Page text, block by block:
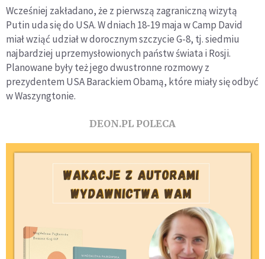
Wcześniej zakładano, że z pierwszą zagraniczną wizytą
Putin uda się do USA. W dniach 18-19 maja w Camp David
miał wziąć udział w dorocznym szczycie G-8, tj. siedmiu
najbardziej uprzemysłowionych państw świata i Rosji.
Planowane były też jego dwustronne rozmowy z
prezydentem USA Barackiem Obamą, które miały się odbyć
w Waszyngtonie.
DEON.PL POLECA